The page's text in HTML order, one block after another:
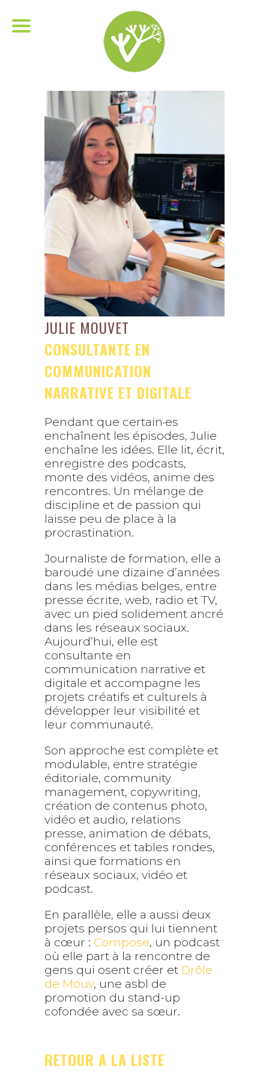
JULIE MOUVET
CONSULTANTE EN
COMMUNICATION
NARRATIVE ET DIGITALE
Pendant que certain·es
enchaînent les épisodes, Julie
enchaîne les idées. Elle lit, écrit,
enregistre des podcasts,
monte des vidéos, anime des
rencontres. Un mélange de
discipline et de passion qui
laisse peu de place à la
procrastination.
Journaliste de formation, elle a
baroudé une dizaine d’années
dans les médias belges, entre
presse écrite, web, radio et TV,
avec un pied solidement ancré
dans les réseaux sociaux.
Aujourd’hui, elle est
consultante en
communication narrative et
digitale et accompagne les
projets créatifs et culturels à
développer leur visibilité et
leur communauté.
Son approche est complète et
modulable, entre stratégie
éditoriale, community
management, copywriting,
création de contenus photo,
vidéo et audio, relations
presse, animation de débats,
conférences et tables rondes,
ainsi que formations en
réseaux sociaux, vidéo et
podcast.
En parallèle, elle a aussi deux
projets persos qui lui tiennent
à cœur : Compose, un podcast
où elle part à la rencontre de
gens qui osent créer et Drôle
de Mouv, une asbl de
promotion du stand-up
cofondée avec sa sœur.
RETOUR A LA LISTE